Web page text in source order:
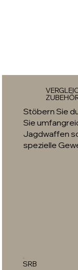
Stöbern Sie
Sie
Jagdwaffen
spezielle
SRB